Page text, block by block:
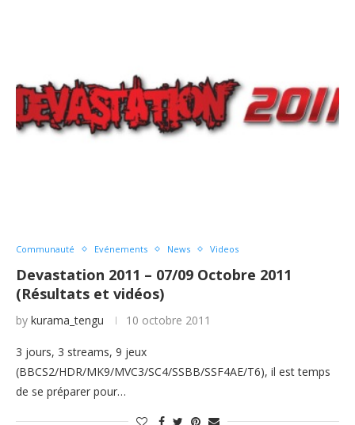
Communauté Evénements News Videos
Devastation 2011 – 07/09 Octobre 2011
(Résultats et vidéos)
by kurama_tengu 10 octobre 2011
3 jours, 3 streams, 9 jeux
(BBCS2/HDR/MK9/MVC3/SC4/SSBB/SSF4AE/T6), il est temps
de se préparer pour…